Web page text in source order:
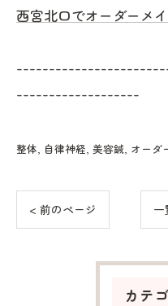
西宮北口でオーダーメ
-------------------
整体 自律神経 美容鍼 オーダ
< 前のページ 一
カテ